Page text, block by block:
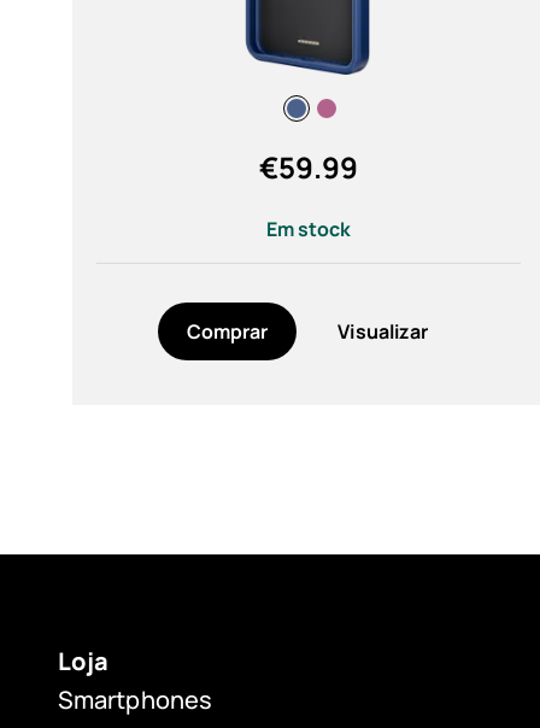
Non Removable (2)
78 g (2)
80 g (1)
€59.99
Em stock
Comprar Visualizar
Loja
Smartphones